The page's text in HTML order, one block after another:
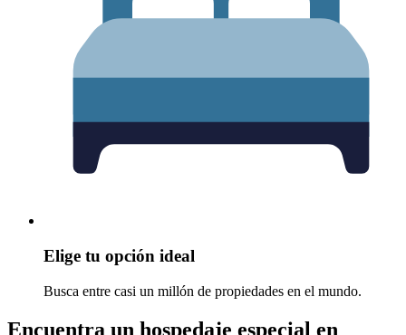
Elige tu opción ideal
Busca entre casi un millón de propiedades en el mundo.
Encuentra un hospedaje especial en